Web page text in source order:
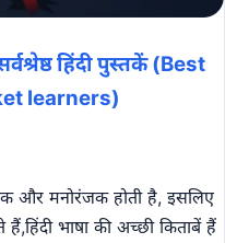
हिंदी पुस्तकें (Best
learners)
और मनोरंजक होती है, इसलिए
भाषा की अच्छी किताबें हैं